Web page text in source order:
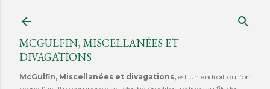
MCGULFIN, MISCELLANÉES ET
DIVAGATIONS
McGulfin, Miscellanées et divagations, est un endroit où l’on